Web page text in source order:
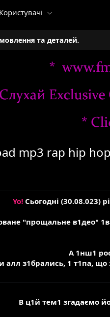
Користувачі
та деталей.
mp3 rap hip
Yo! Сьогодні (30.08.023)
"прощальне в1део"
А 1нш1
алл з1брались, 1 т1па, що
В ц1й тем1 згадаємо